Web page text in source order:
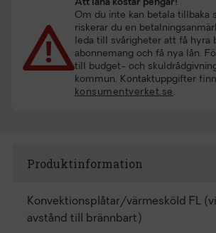
Att låna kostar pengar!
Om du inte kan betala tillbaka
riskerar du en
leda till svårigheter att få hyra
abonnemang och få nya lån.
till budget- och
kommun. Kontaktuppgifter
konsumentverket.se .
Produktinformation
Konvektionsplåtar/värmesköld FL
avstånd till brännbart)